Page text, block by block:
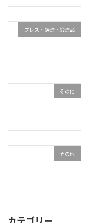
プレス・鋳造・鍛造品
その他
その他
カテゴリー